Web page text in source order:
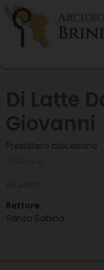
Skip
content
Presbitero diocesano
RESIDENZA:
Incarichi
Rettore
Santa Sabina